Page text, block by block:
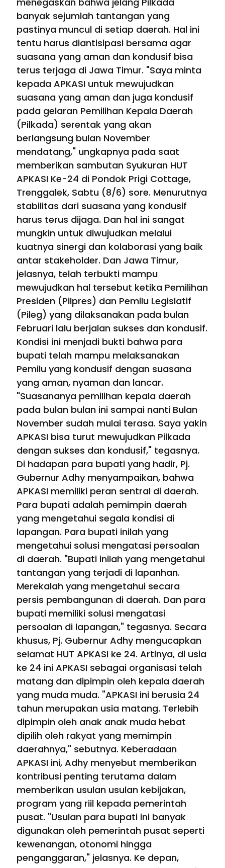
banyak sejumlah tantangan yang
pastinya muncul di setiap daerah. Hal ini
tentu harus diantisipasi bersama agar
suasana yang aman dan kondusif bisa
terus terjaga di Jawa Timur. "Saya minta
kepada APKASI untuk mewujudkan
suasana yang aman dan juga kondusif
pada gelaran Pemilihan Kepala Daerah
(Pilkada) serentak yang akan
berlangsung bulan November
mendatang," ungkapnya pada saat
memberikan sambutan Syukuran HUT
APKASI Ke-24 di Pondok Prigi Cottage,
Trenggalek, Sabtu (8/6) sore. Menurutnya
stabilitas dari suasana yang kondusif
harus terus dijaga. Dan hal ini sangat
mungkin untuk diwujudkan melalui
kuatnya sinergi dan kolaborasi yang baik
antar stakeholder. Dan Jawa Timur,
jelasnya, telah terbukti mampu
mewujudkan hal tersebut ketika Pemilihan
Presiden (Pilpres) dan Pemilu Legislatif
(Pileg) yang dilaksanakan pada bulan
Februari lalu berjalan sukses dan kondusif.
Kondisi ini menjadi bukti bahwa para
bupati telah mampu melaksanakan
Pemilu yang kondusif dengan suasana
yang aman, nyaman dan lancar.
"Suasananya pemilihan kepala daerah
pada bulan bulan ini sampai nanti Bulan
November sudah mulai terasa. Saya yakin
APKASI bisa turut mewujudkan Pilkada
dengan sukses dan kondusif," tegasnya.
Di hadapan para bupati yang hadir, Pj.
Gubernur Adhy menyampaikan, bahwa
APKASI memiliki peran sentral di daerah.
Para bupati adalah pemimpin daerah
yang mengetahui segala kondisi di
lapangan. Para bupati inilah yang
mengetahui solusi mengatasi persoalan
di daerah. "Bupati inilah yang mengetahui
tantangan yang terjadi di lapanhan.
Merekalah yang mengetahui secara
persis pembangunan di daerah. Dan para
bupati memiliki solusi mengatasi
persoalan di lapangan," tegasnya. Secara
khusus, Pj. Gubernur Adhy mengucapkan
selamat HUT APKASI ke 24. Artinya, di usia
ke 24 ini APKASI sebagai organisasi telah
matang dan dipimpin oleh kepala daerah
yang muda muda. "APKASI ini berusia 24
tahun merupakan usia matang. Terlebih
dipimpin oleh anak anak muda hebat
dipilih oleh rakyat yang memimpin
daerahnya," sebutnya. Keberadaan
APKASI ini, Adhy menyebut memberikan
kontribusi penting terutama dalam
memberikan usulan usulan kebijakan,
program yang riil kepada pemerintah
pusat. "Usulan para bupati ini banyak
digunakan oleh pemerintah pusat seperti
kewenangan, otonomi hingga
penganggaran," jelasnya. Ke depan,